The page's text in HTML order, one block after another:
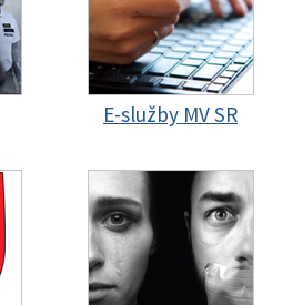
E-služby MV SR